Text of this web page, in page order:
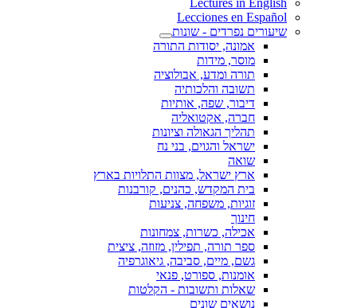
Lectures in English
Lecciones en Español
שיעורים נפרדים - שונות
אמונה, יסודות התורה
מוסר, מידות
תורה ומדע, אבולוציה
תשובה והלכותיה
דיבור, שפה, אותיות
חברה, אקטואליה
תהליך הגאולה וציונות
ישראל והגוים, בני נח
שואה
ארץ ישראל, מצוות התלויות בארץ
בית המקדש, כהנים, קורבנות
זוגיות, משפחה, צניעות
חינוך
אכילה, כשרות, צמחונות
ספר תורה, תפילין, מזוזה, ציצית
גשם, מיים, סביבה, גיאוגרפיה
אומנות, ספורט, פנאי
שאלות ותשובות - הקלטות
נושאים שונים